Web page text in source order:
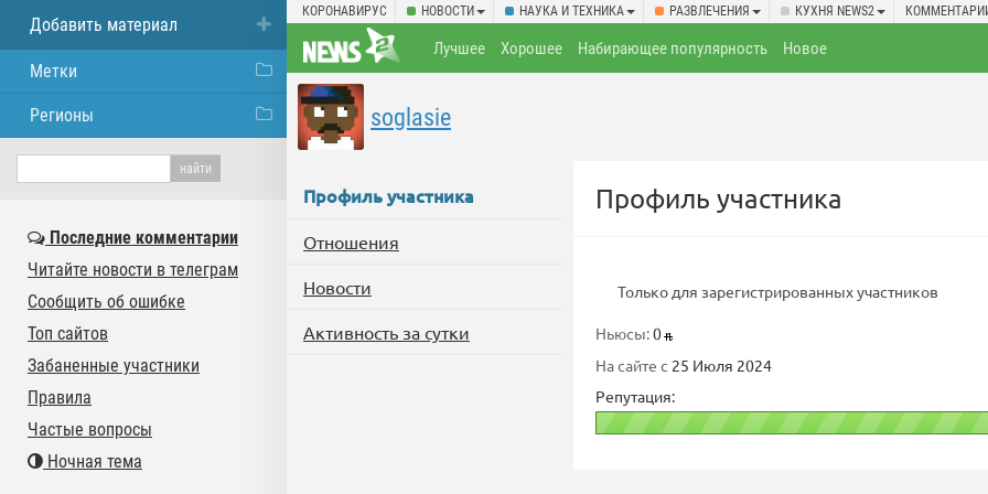
КОРОНАВИРУС НОВОСТИ НАУКА И ТЕХНИКА РАЗВЛЕЧЕНИЯ КУХНЯ NEWS2
Лучшее Хорошее Набирающее популярность Новое
soglasie
Профиль участника
Отношения
Новости
Активность за сутки
Профиль участника
Только для зарегистрированных участников
Ньюсы:0
На сайте с 25 Июля 2024
Репутация:
Добавить материал
Метки
Регионы
Последние комментарии
Читайте новости в телеграм
Сообщить об ошибке
Топ сайтов
Забаненные участники
Правила
Частые вопросы
Ночная тема